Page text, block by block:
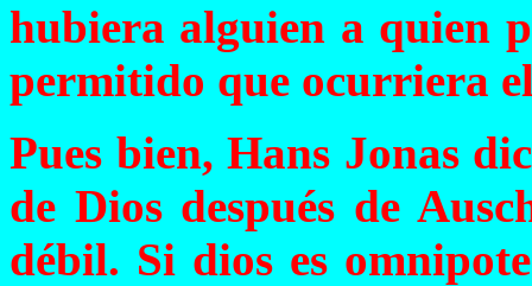
hubiera alguien a quien
permitido que ocurriera
Pues bien, Hans Jonas
de Dios después de
débil. Si dios es